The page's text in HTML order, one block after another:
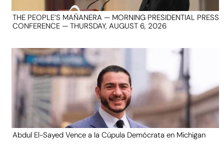
THE PEOPLE’S MAÑANERA — MORNING PRESIDENTIAL PRESS
CONFERENCE — THURSDAY, AUGUST 6, 2026
Abdul El-Sayed Vence a la Cúpula Demócrata en Michigan